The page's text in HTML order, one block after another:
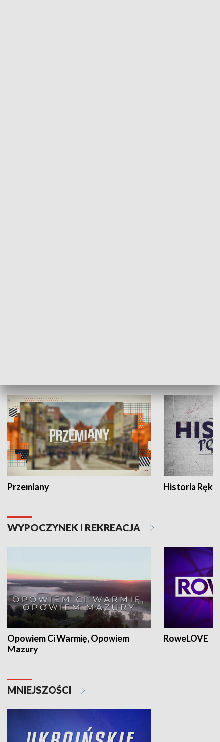
Przemiany Historia Ręką
WYPOCZYNEK I REKREACJA
Opowiem Ci Warmię, Opowiem
Mazury
RoweLOVE
MNIEJSZOŚCI